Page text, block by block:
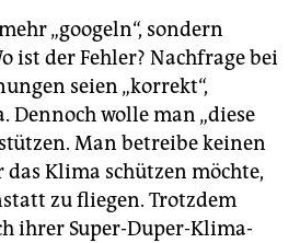
„googeln“, sondern
ist der Fehler? Nachfrage bei
seien „korrekt“,
Dennoch wolle man „diese
Man betreibe keinen
das Klima schützen möchte,
zu fliegen. Trotzdem
ihrer Super-Duper-Klima-